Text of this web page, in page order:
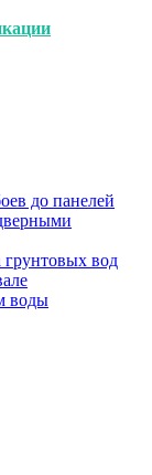
до панелей
грунтовых вод
воды